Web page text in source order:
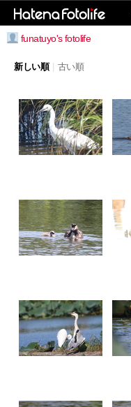
funatuyo's fotolife
新しい順 古い順